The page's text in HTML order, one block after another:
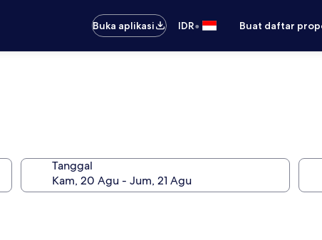
Buka aplikasi
IDR• Buat daftar
Tanggal